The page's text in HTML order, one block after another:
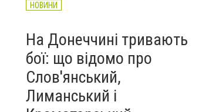
НОВИНИ
На Донеччині тривають
бої: що відомо про
Слов'янський,
Лиманський і